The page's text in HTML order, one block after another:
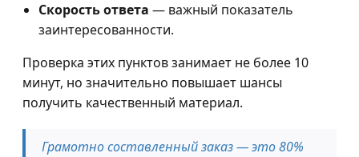
Скорость ответа — важный показатель
заинтересованности.
Проверка этих пунктов занимает не более 10
минут, но значительно повышает шансы
получить качественный материал.
Грамотно составленный заказ — это 80%